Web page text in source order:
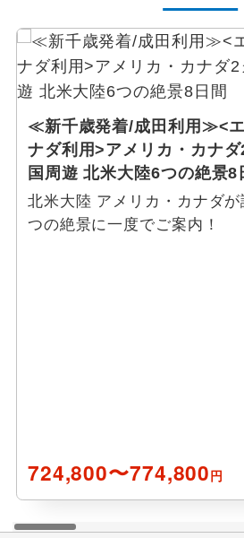
≪新千歳発着/成田利用≫<
ナダ利用>アメリカ・カナダ
国周遊 北米大陸6つの絶景8
北米大陸 アメリカ・カナダが
つの絶景に一度でご案内！
724,800〜774,800円